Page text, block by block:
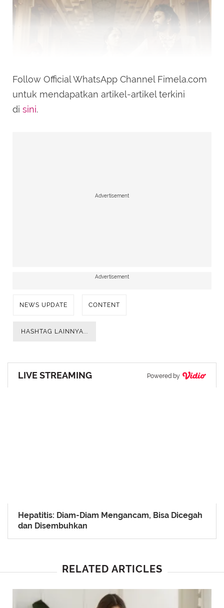
meraih pendapatan mencapai Rp 3,2 triliun.
Follow Official WhatsApp Channel Fimela.com
untuk mendapatkan artikel-artikel terkini
di sini.
Advertisement
Advertisement
NEWS UPDATE CONTENT
HASHTAG LAINNYA...
LIVE STREAMING Powered by
Hepatitis: Diam-Diam Mengancam, Bisa Dicegah
dan Disembuhkan
RELATED ARTICLES